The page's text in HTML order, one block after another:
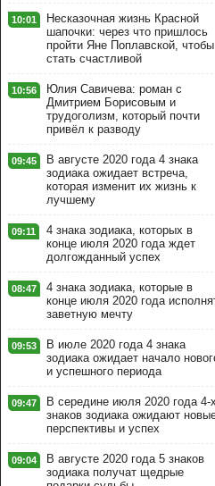
10:01
Несказочная жизнь Красной
шапочки: через что пришлось
пройти Яне Поплавской, чтобы
стать счастливой
10:56
Юлия Савичева: роман с
Дмитрием Борисовым и
трудоголизм, который почти
привёл к разводу
09:45
В августе 2020 года 4 знака
зодиака ожидает встреча,
которая изменит их жизнь к
лучшему
09:11
4 знака зодиака, которых в
конце июля 2020 года ждет
долгожданный успех
08:47
4 знака зодиака, которые в
конце июля 2020 года
заветную мечту
09:53
В июле 2020 года 4 знака
зодиака ожидает начало
и успешного периода
09:47
В середине июля 2020 года 4-х
знаков зодиака ожидают
перспективы и успех
09:04
В августе 2020 года 5 знаков
зодиака получат щедрые